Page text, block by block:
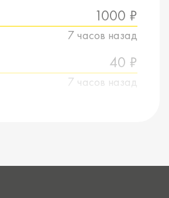
1000 ₽
7 часов назад
40 ₽
7 часов назад